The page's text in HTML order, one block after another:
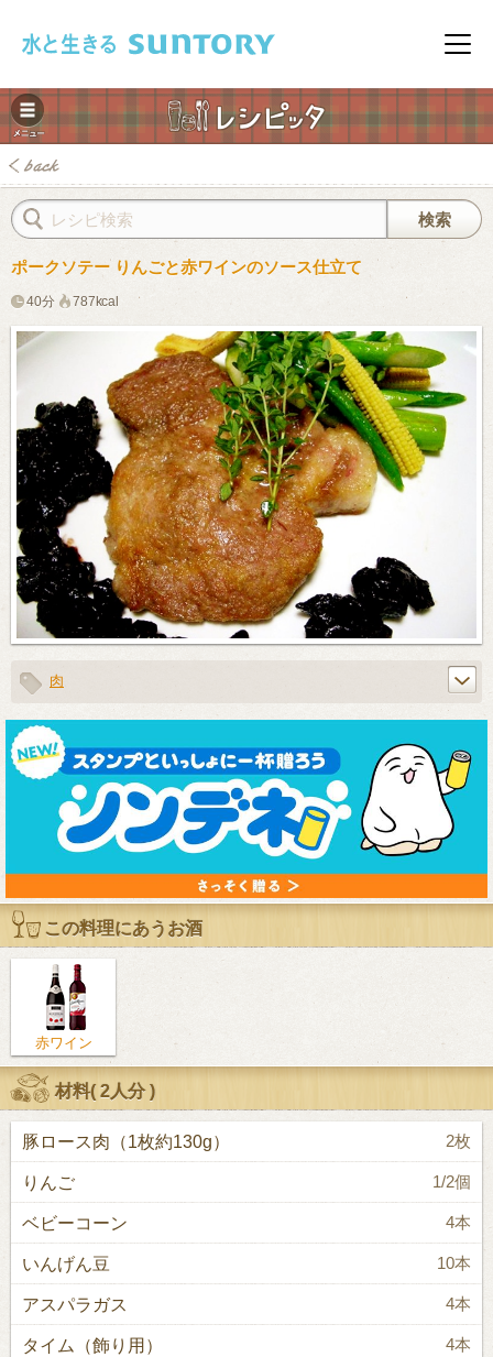
メニ
レシピ
ポークソテー りんごと赤ワインのソース仕立て
40分 787kcal
肉
この料理にあうお酒
赤ワイン
材料(2人分)
豚ロース肉（1枚約130g） 2枚
りんご 1/2個
ベビーコーン 4本
いんげん豆 10本
アスパラガス 4本
タイム（飾り用） 4本